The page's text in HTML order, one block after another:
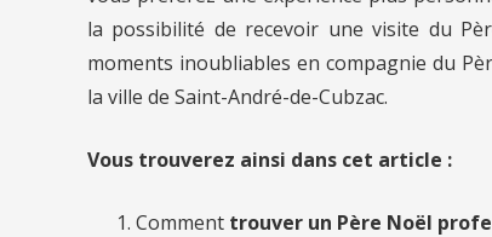
la possibilité de recevoir une visite du
moments inoubliables en compagnie du
la ville de Saint-André-de-Cubzac.
Vous trouverez ainsi dans cet article :
Comment trouver un Père Noël